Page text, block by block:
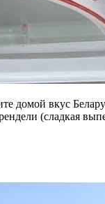
домой вкус
(сладкая